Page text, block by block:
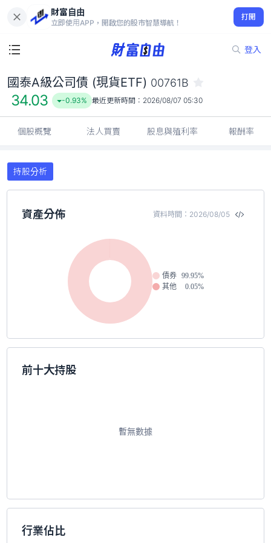
財富自由
立即使用APP，開啟您的股市智慧導航！
打開
登入
國泰A級公司債 (現貨ETF) 00761B
34.03
-0.93%
國泰A級公司債 (現貨ETF) 00761B
34.03 -0.93% 最近更新時間： 2026/08/07 05:30
個股概覽 法人買賣 股息與殖利率 報酬率
持股分析
資產分佈 資料時間：2026/08/05
債券
99.95%
其他
0.05%
前十大持股
暫無數據
行業佔比